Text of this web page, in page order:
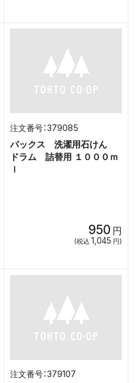
379085
パックス 洗濯用石けん
ドラム 詰替用 １０００ｍ
ｌ
950 円
(税込 1,045 円)
379107